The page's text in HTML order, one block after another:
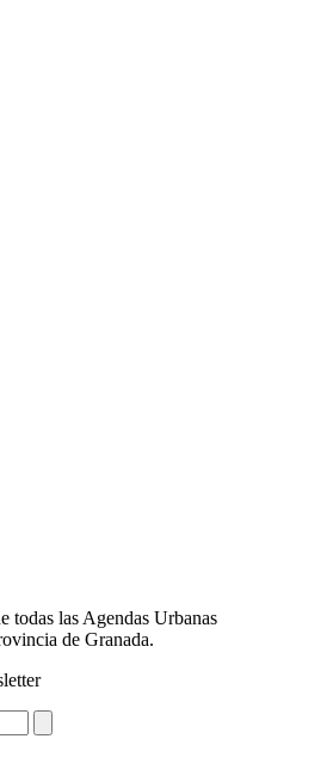
todas las Agendas Urbanas
de Granada.